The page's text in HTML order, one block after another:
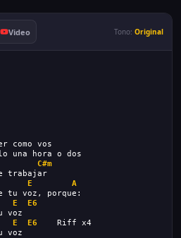
Video Tono: Original
como vos
una hora o dos
C#m
trabajar
E
A
tu voz, porque:
E
E6
voz
E E6 Riff x4
voz